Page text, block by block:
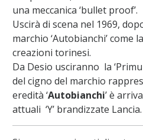
una meccanica ‘bullet proof’.
Uscirà di scena nel 1969,
marchio ‘Autobianchi’
creazioni torinesi.
Da Desio usciranno la
del cigno del marchio
eredità ‘Autobianchi’ è
attuali ‘Y’ brandizzate Lancia.